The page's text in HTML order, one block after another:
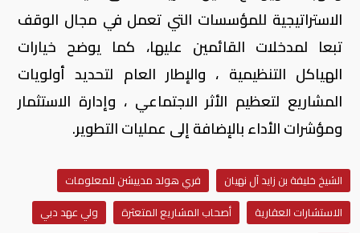
الاستراتيجية للمؤسسات التي تعمل في مجال الوقف
تبعا لمدخلات القائمين عليها، كما يوضح خيارات
الهياكل التنظيمية ، والإطار العام لتحديد أولويات
المشاريع لتعظيم الأثر الاجتماعي ، وإدارة الاستثمار
ومؤشرات الأداء بالإضافة إلى عمليات التطوير.
الشيخ خليفة بن زايد آل نهيان
فري هولد مدييشن للمعلومات
الاستشارات العقارية
أصحاب المشاريع المتعثرة
ولي عهد دبي